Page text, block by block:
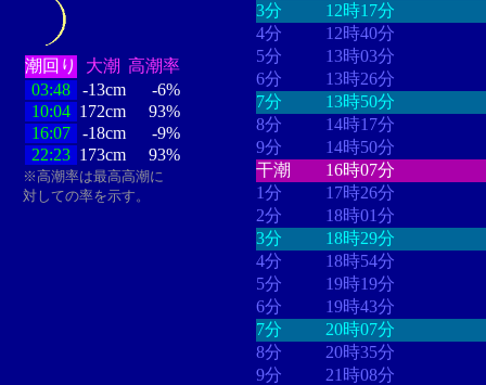
潮回り 大潮 高潮率
03:48
-13cm
-6%
10:04 172cm
93%
16:07
-18cm
-9%
22:23 173cm 93%
※高潮率は最高高潮に
対しての率を示す。
3分
12時17分
4分
12時40分
5分
13時03分
6分
13時26分
7分
13時50分
8分
14時17分
9分
14時50分
干潮
16時07分
1分
17時26分
2分
18時01分
3分
18時29分
4分
18時54分
5分
19時19分
6分
19時43分
7分
20時07分
8分
20時35分
9分
21時08分